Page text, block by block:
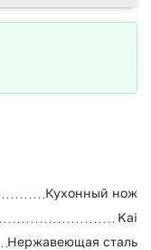
Кухонный нож
Kai
Нержавеющая сталь